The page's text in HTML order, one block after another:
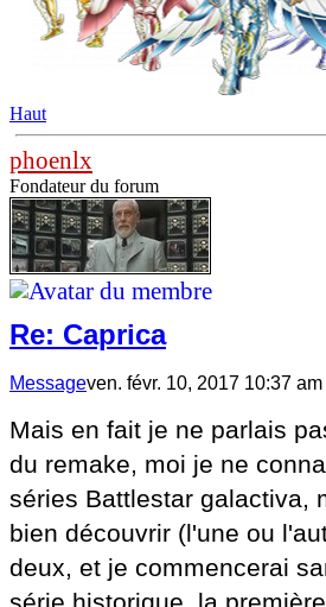
Haut
phoenlx
Fondateur du forum
Re: Caprica
Messageven. févr. 10, 2017 10:37 am
Mais en fait je ne parlais
du remake, moi je ne
séries Battlestar galactiva,
bien découvrir (l'une ou
deux, et je commencerai